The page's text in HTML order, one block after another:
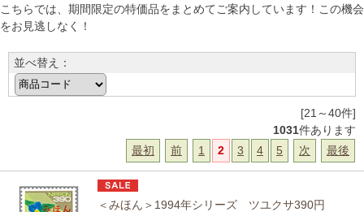
こちらでは、期間限定の特価品をまとめてご案内しています！この機会
をお見逃しなく！
並べ替え：
[21～40件]
1031件あります
最初
前 1 2 3 4 5 次 最後
＜みほん＞1994年シリーズ ツユクサ390円